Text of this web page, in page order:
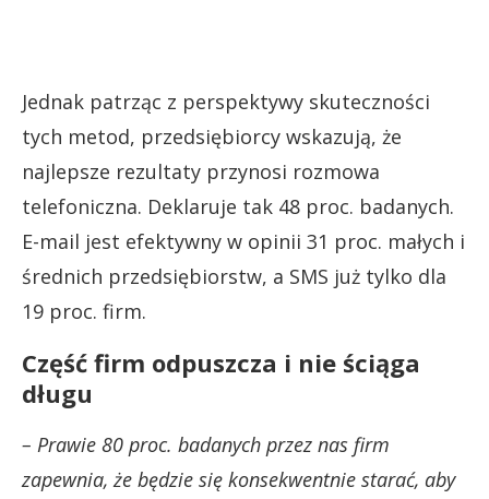
Jednak patrząc z perspektywy skuteczności
tych metod, przedsiębiorcy wskazują, że
najlepsze rezultaty przynosi rozmowa
telefoniczna. Deklaruje tak 48 proc. badanych.
E-mail jest efektywny w opinii 31 proc. małych i
średnich przedsiębiorstw, a SMS już tylko dla
19 proc. firm.
Część firm odpuszcza i nie ściąga
długu
– Prawie 80 proc. badanych przez nas firm
zapewnia, że będzie się konsekwentnie starać, aby